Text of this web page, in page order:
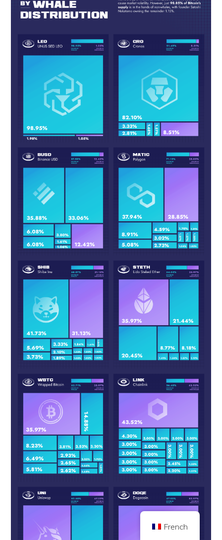
Numéro d'entreprise 10490224
Adresse : 2nd Floor 167-169 Great Portland Street, Londres, Royaume-
Le contenu est fourni à titre d'information et ne constitue pas un conseil en
investissement. Les performances passées ne sont pas indicatives des
résultats futurs. Investir dans les crypto-monnaies comporte des risques.
Les crypto-monnaies ne sont pas réglementées par la UK Financial Conduct
Authority et ne sont pas soumises à la protection du UK Financial Services
Compensation Scheme ou au champ de compétence du UK Financial
Ombudsman Service. Investir dans des crypto-monnaies comporte des
applicable aux bénéfices tirés de la vente de crypto-monnaies.
POLITIQUE DE CONFIDENTIALITÉ NOUS CONTACTER
French